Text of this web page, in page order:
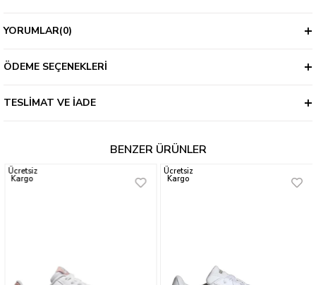
YORUMLAR(0)
ÖDEME SEÇENEKLERI
TESLIMAT VE İADE
BENZER ÜRÜNLER
Ücretsiz
Kargo
Ücretsiz
Kargo